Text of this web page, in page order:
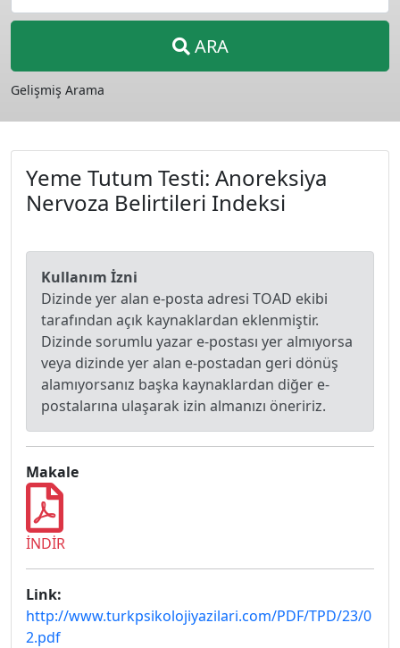
ARA
Gelişmiş Arama
Yeme Tutum Testi: Anoreksiya
Nervoza Belirtileri Indeksi
Kullanım İzni
Dizinde yer alan e-posta adresi TOAD ekibi
tarafından açık kaynaklardan eklenmiştir.
Dizinde sorumlu yazar e-postası yer almıyorsa
veya dizinde yer alan e-postadan geri dönüş
alamıyorsanız başka kaynaklardan diğer e-
postalarına ulaşarak izin almanızı öneririz.
Makale
İNDİR
Link:
http://www.turkpsikolojiyazilari.com/PDF/TPD/23/0
2.pdf